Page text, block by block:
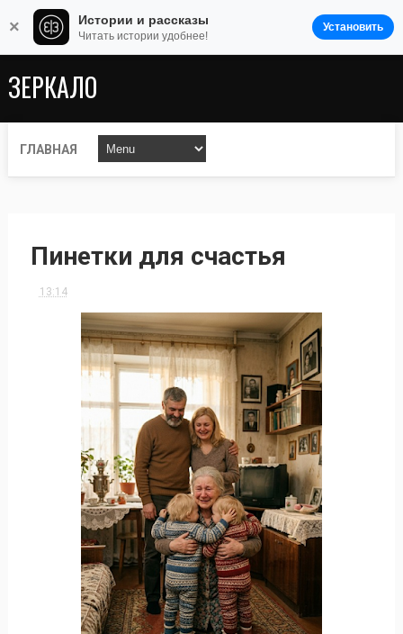
ЗЕРКАЛО
ГЛАВНАЯ
Пинетки для счастья
13:14
× Истории и рассказы
Читать истории удобнее!
Установить